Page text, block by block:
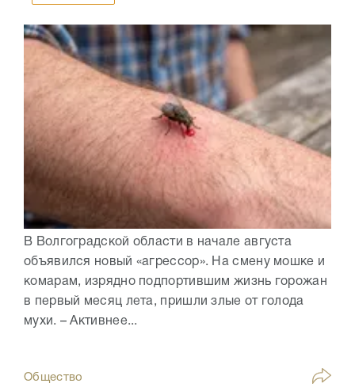
В Волгоградской области в начале августа
объявился новый «агрессор». На смену мошке и
комарам, изрядно подпортившим жизнь горожан
в первый месяц лета, пришли злые от голода
мухи. – Активнее...
Общество